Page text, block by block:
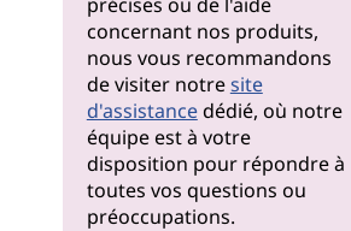
concernant nos produits,
nous vous recommandons
de visiter notresite
d'assistancedédié, où notre
équipe est à votre
disposition pour répondre à
toutes vos questions ou
préoccupations.